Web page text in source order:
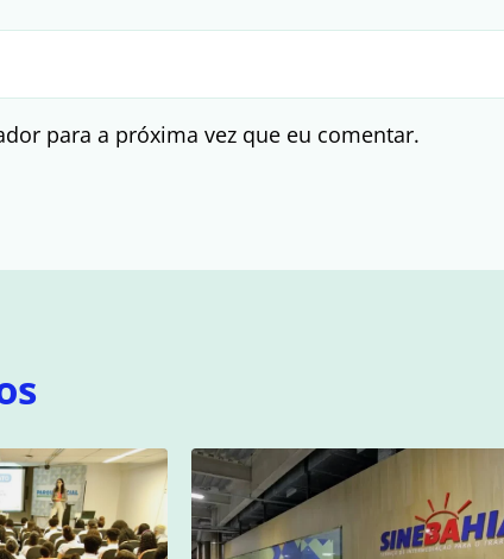
para a próxima vez que eu comentar.